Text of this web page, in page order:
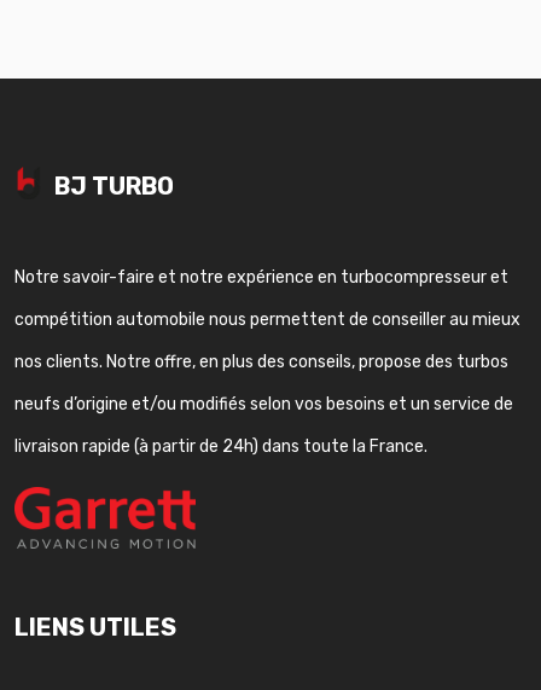
BJ TURBO
Notre savoir-faire et notre expérience en turbocompresseur et
compétition automobile nous permettent de conseiller au mieux
nos clients. Notre offre, en plus des conseils, propose des turbos
neufs d’origine et/ou modifiés selon vos besoins et un service de
livraison rapide (à partir de 24h) dans toute la France.
LIENS UTILES